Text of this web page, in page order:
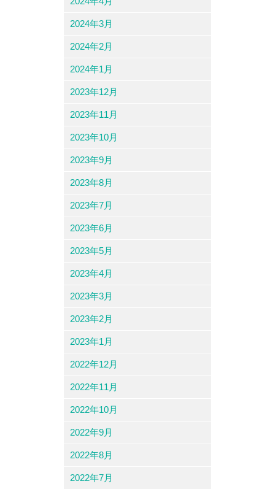
2024年3月
2024年2月
2024年1月
2023年12月
2023年11月
2023年10月
2023年9月
2023年8月
2023年7月
2023年6月
2023年5月
2023年4月
2023年3月
2023年2月
2023年1月
2022年12月
2022年11月
2022年10月
2022年9月
2022年8月
2022年7月